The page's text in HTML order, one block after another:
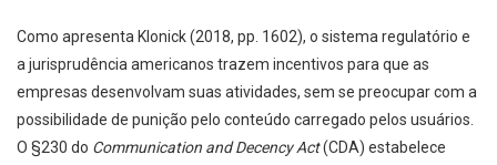
Como apresenta Klonick (2018, pp. 1602), o sistema regulatório e
a jurisprudência americanos trazem incentivos para que as
empresas desenvolvam suas atividades, sem se preocupar com a
possibilidade de punição pelo conteúdo carregado pelos usuários.
O §230 do Communication and Decency Act(CDA) estabelece